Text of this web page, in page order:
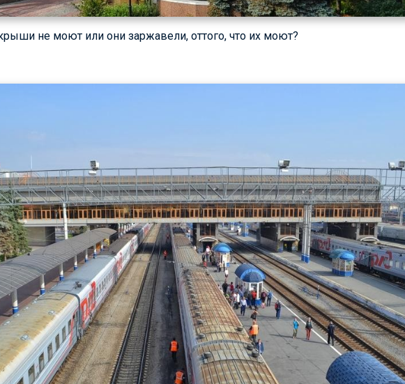
не моют или они заржавели, оттого, что их моют?